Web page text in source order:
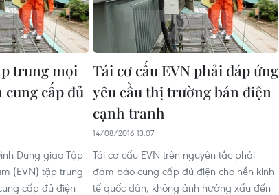
trung mọi
cung cấp đủ
Dũng giao Tập
(EVN) tập trung
cấp đủ điện
Tái cơ cấu EVN phải đáp ứng
yêu cầu thị trường bán điện
cạnh tranh
14/08/2016 13:07
Tái cơ cấu EVN trên nguyên tắc phải
đảm bảo cung cấp đủ điện cho nền kinh
tế quốc dân, không ảnh hưởng xấu đến